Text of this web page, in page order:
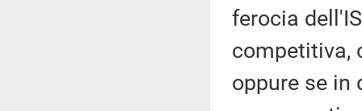
ferocia
competitiva,
oppure se in